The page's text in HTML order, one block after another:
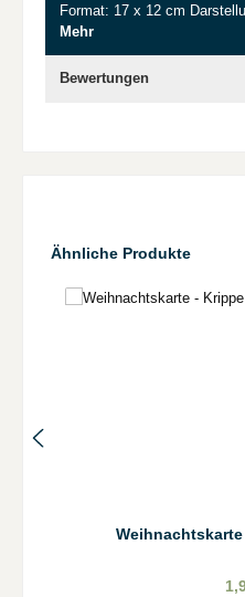
Format: 17 x 12 cm
Mehr
Bewertungen
Produktgalerie überspringen
Ähnliche Produkte